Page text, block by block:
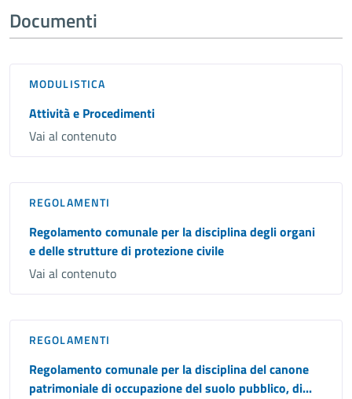
Documenti
MODULISTICA
Attività e Procedimenti
Vai al contenuto
REGOLAMENTI
Regolamento comunale per la disciplina degli organi
e delle strutture di protezione civile
Vai al contenuto
REGOLAMENTI
Regolamento comunale per la disciplina del canone
patrimoniale di occupazione del suolo pubblico, di...